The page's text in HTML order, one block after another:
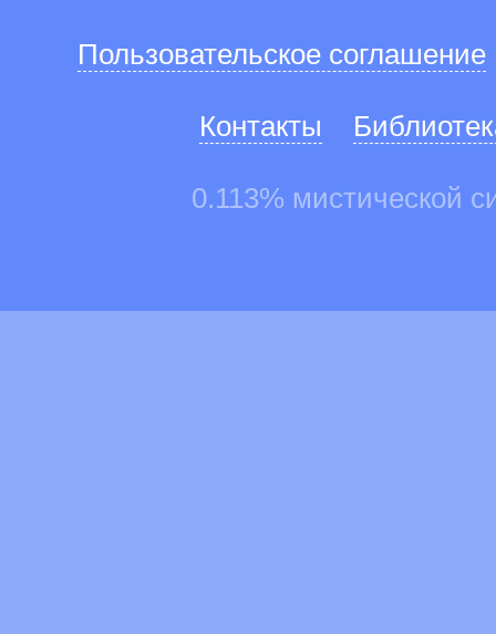
Пользовательское соглашение
Контакты
0.113% мистической